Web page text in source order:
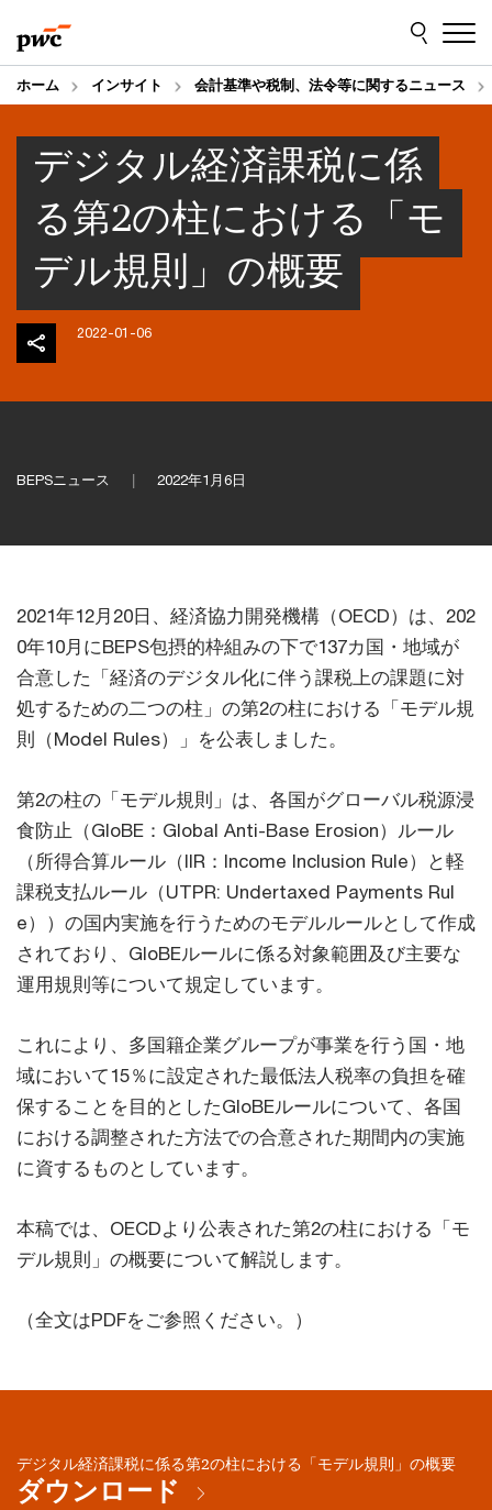
to
content
to
footer
ホーム インサイト 会計基準や税制、法令等に関するニュース
デジタル経済課税に係
る第2の柱における「モ
デル規則」の概要
2022-01-06
BEPSニュース 2022年1月6日
2021年12月20日、経済協力開発機構（OECD）は、202
0年10月にBEPS包摂的枠組みの下で137カ国・地域が
合意した「経済のデジタル化に伴う課税上の課題に対
処するための二つの柱」の第2の柱における「モデル規
則（Model Rules）」を公表しました。
第2の柱の「モデル規則」は、各国がグローバル税源浸
食防止（GloBE：Global Anti-Base Erosion）ルール
（所得合算ルール（IIR：Income Inclusion Rule）と軽
課税支払ルール（UTPR: Undertaxed Payments Rul
e））の国内実施を行うためのモデルルールとして作成
されており、GloBEルールに係る対象範囲及び主要な
運用規則等について規定しています。
これにより、多国籍企業グループが事業を行う国・地
域において15％に設定された最低法人税率の負担を確
保することを目的としたGloBEルールについて、各国
における調整された方法での合意された期間内の実施
に資するものとしています。
本稿では、OECDより公表された第2の柱における「モ
デル規則」の概要について解説します。
（全文はPDFをご参照ください。）
デジタル経済課税に係る第2の柱における「モデル規則」の概要
ダウンロード